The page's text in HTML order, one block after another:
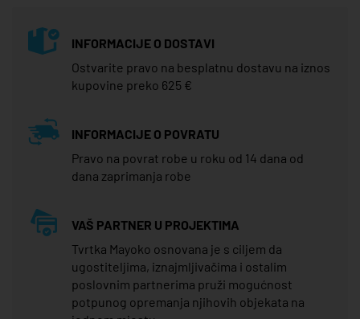
INFORMACIJE O DOSTAVI
Ostvarite pravo na besplatnu dostavu na iznos
kupovine preko 625 €
INFORMACIJE O POVRATU
Pravo na povrat robe u roku od 14 dana od
dana zaprimanja robe
VAŠ PARTNER U PROJEKTIMA
Tvrtka Mayoko osnovana je s ciljem da
ugostiteljima, iznajmljivačima i ostalim
poslovnim partnerima pruži mogućnost
potpunog opremanja njihovih objekata na